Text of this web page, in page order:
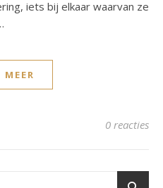
iets bij elkaar waarvan ze
MEER
0 reacties